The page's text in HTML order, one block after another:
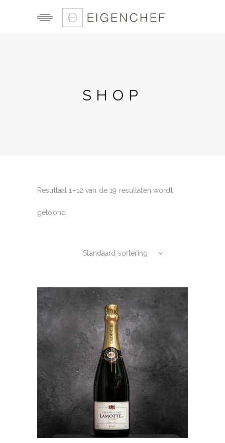
SHOP
Resultaat 1–12 van de 19 resultaten wordt
getoond
Standaard sortering